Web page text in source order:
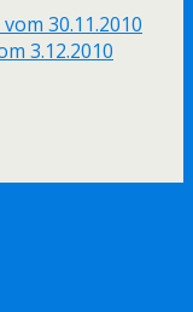
30.11.2010
3.12.2010